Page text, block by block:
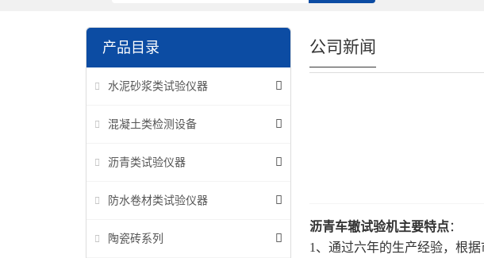
产品目录
水泥砂浆类试验仪器
混凝土类检测设备
沥青类试验仪器
防水卷材类试验仪器
陶瓷砖系列
公司新闻
沥青车辙试验机主要特点：
1、通过六年的生产经验，根